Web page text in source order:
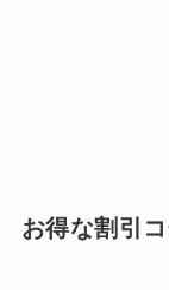
お得な割引